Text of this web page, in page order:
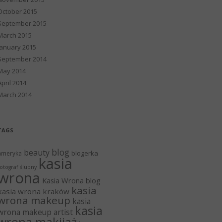
2015
2015
2015
2015
2014
2014
2014
2014
beauty blog blogerka
ślubny kasia
Kasia Wrona blog
wrona kraków kasia
makeup kasia
makeup artist kasia